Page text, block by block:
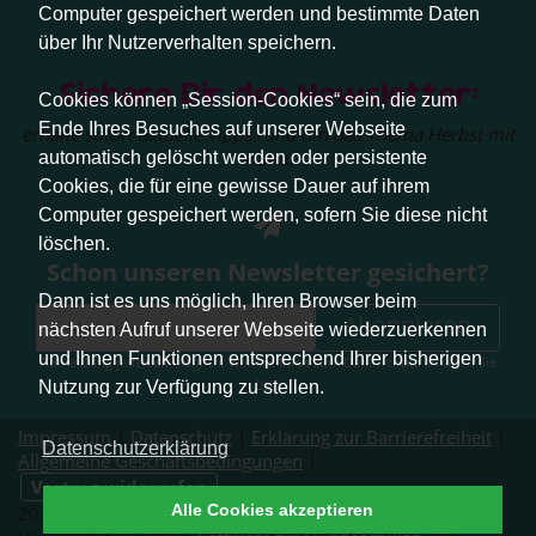
Computer gespeichert werden und bestimmte Daten
über Ihr Nutzerverhalten speichern.
Cookies können „Session-Cookies“ sein, die zum
Ende Ihres Besuches auf unserer Webseite
automatisch gelöscht werden oder persistente
Cookies, die für eine gewisse Dauer auf ihrem
Computer gespeichert werden, sofern Sie diese nicht
löschen.
Dann ist es uns möglich, Ihren Browser beim
nächsten Aufruf unserer Webseite wiederzuerkennen
und Ihnen Funktionen entsprechend Ihrer bisherigen
Nutzung zur Verfügung zu stellen.
Datenschutzerklärung
Alle Cookies akzeptieren
Sichere Dir den Newsletter:
erhalte sofort aktuelle Tipps rund um das Thema Herbst mit
Hund.
Schon unseren Newsletter gesichert?
Abonnieren
Abmeldung jederzeit möglich. Weitere Infos zum Datenschutz erhalten Sie
hier.
Impressum| Datenschutz Erklärung zur Barrierefreiheit
Allgemeine Geschäftsbedingungen
Vertrag widerrufen
2026 © Pfotenliebe Stuttgart. Alle Rechte vorbehalten.